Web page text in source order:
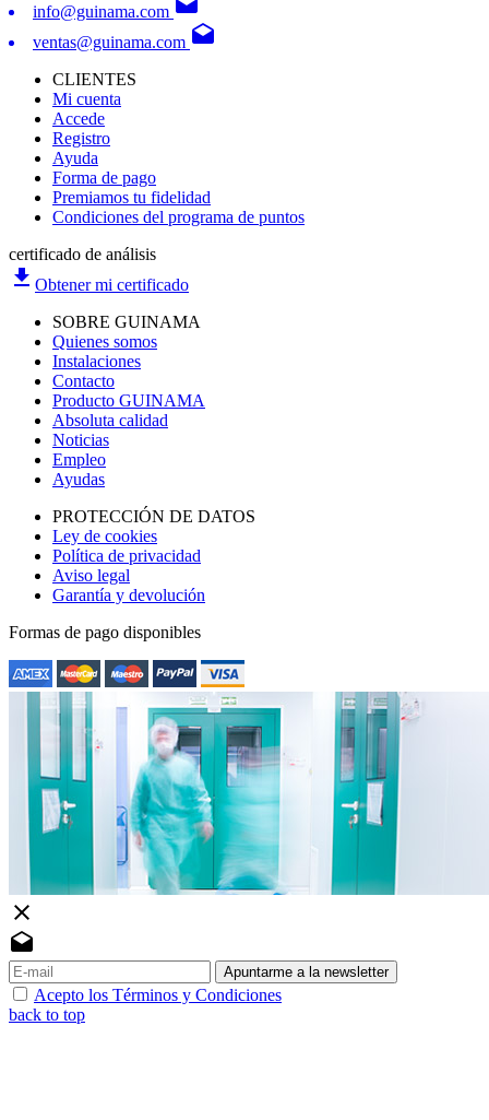
info@guinama.com
ventas@guinama.com drafts
CLIENTES
Mi cuenta
Accede
Registro
Ayuda
Forma de pago
Premiamos tu fidelidad
Condiciones del programa de puntos
certificado de análisis
file_download Obtener mi certificado
SOBRE GUINAMA
Quienes somos
Instalaciones
Contacto
Producto GUINAMA
Absoluta calidad
Noticias
Empleo
Ayudas
PROTECCIÓN DE DATOS
Ley de cookies
Política de privacidad
Aviso legal
Garantía y devolución
Formas de pago disponibles
close
drafts
Apuntarme a la newsletter
Acepto los Términos y Condiciones
back to top